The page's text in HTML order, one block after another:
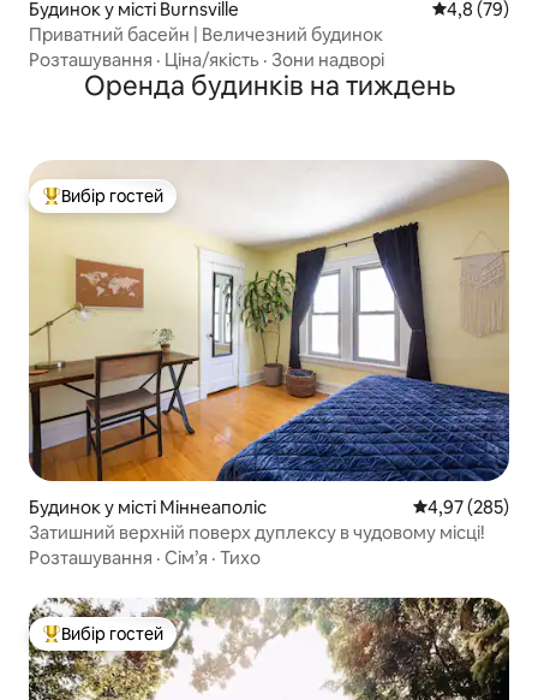
Будинок у місті Burnsville Середня
4,8 (79)
Приватний басейн | Величезний будинок
Розташування · Ціна/якість · Зони надворі
Оренда будинків на тиждень
Топ вибір гостей
Вибір гостей
Будинок у місті Міннеаполіс Середня
4,97 (285)
Затишний верхній поверх дуплексу в чудовому місці!
Розташування · Сім’я · Тихо
Топ вибір гостей
Вибір гостей